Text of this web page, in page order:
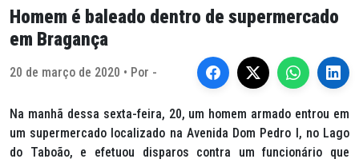
Homem é baleado dentro de supermercado
em Bragança
20 de março de 2020 • Por -
Na manhã dessa sexta-feira, 20, um homem armado entrou em
um supermercado localizado na Avenida Dom Pedro I, no Lago
do Taboão, e efetuou disparos contra um funcionário que